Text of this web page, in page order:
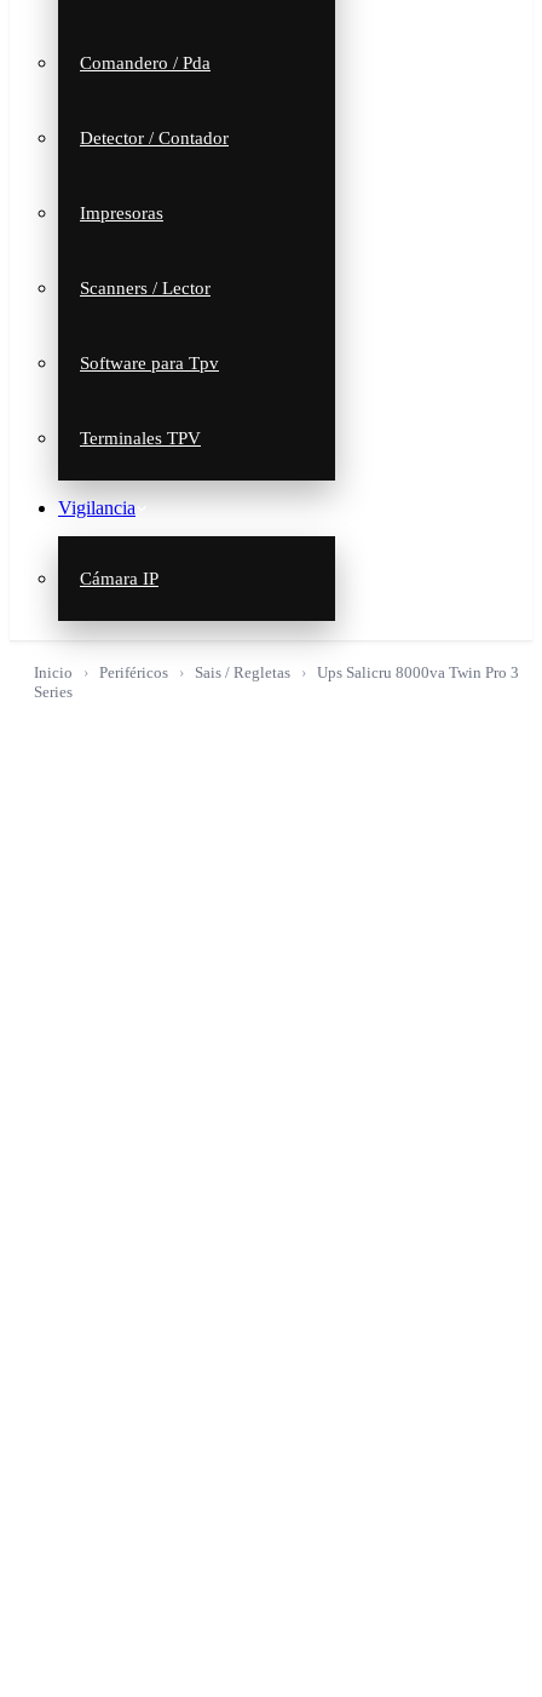
Comandero / Pda
Detector / Contador
Impresoras
Scanners / Lector
Software para Tpv
Terminales TPV
Vigilancia
Cámara IP
Inicio Periféricos Sais / Regletas
Ups Salicru 8000va Twin Pro 3
Series